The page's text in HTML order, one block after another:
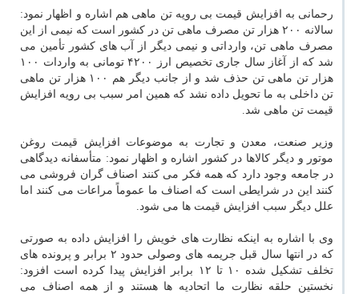
رحمانی به افزایش قیمت بی رویه تن ماهی هم اشاره و اظهار نمود:
سالانه ۲۰۰ هزار تن مصرف ماهی تن در كشور است كه نیمی از این
مصرف ماهی تن، وارداتی و نیمی دیگر از آب های كشور تأمین می
شد كه از آغاز سال جاری تخصیص ارز ۴۲۰۰ تومانی به واردات ۱۰۰
هزار تن ماهی تن حذف شد و از جانب دیگر هم ۱۰۰ هزار تن ماهی
تن داخلی به ما تحویل داده نشد كه همین امر سبب بی رویه افزایش
قیمت تن ماهی شد.
وزیر صنعت، معدن و تجارت به موضوعات افزایش قیمت روغن
موتور و دیگر كالاها در كشور اشاره و اظهار نمود: متأسفانه دیدگاهی
در جامعه وجود دارد كه همه فكر می كنند اصناف گران فروشی می
كنند این در شرایطی است كه اصناف ما عموماً مراعات می كنند اما
علل دیگر سبب افزایش قیمت ها می شود.
وی با اشاره به اینكه نظارت های خویش را افزایش داده به صورتی
كه در انتها سال قبل جریمه های وصولی حدود ۲ برابر و پرونده های
تخلف تشكیل شده ۱۰ تا ۱۲ برابر افزایش پیدا كرده است افزود:
نخستین حلقه نظارت ما اتحادیه ها هستند و از همه اصناف می